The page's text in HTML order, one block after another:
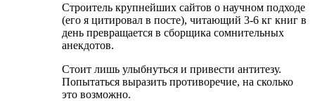
Строитель крупнейших сайтов о научном подходе
(его я цитировал в посте), читающий 3-6 кг книг в
день превращается в сборщика сомнительных
анекдотов.
Стоит лишь улыбнуться и привести антитезу.
Попытаться выразить противоречие, на сколько
это возможно.